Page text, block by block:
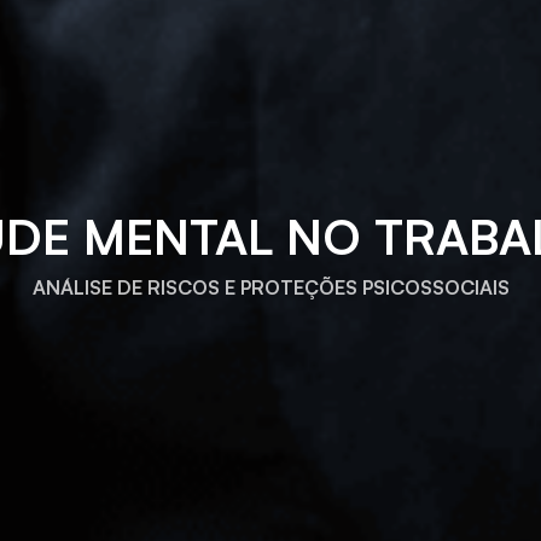
MENTAL NO
ANÁLISE DE RISCOS E PROTEÇÕES PSICOSSOCIAIS